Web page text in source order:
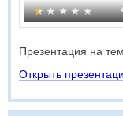
Презентация на
Открыть